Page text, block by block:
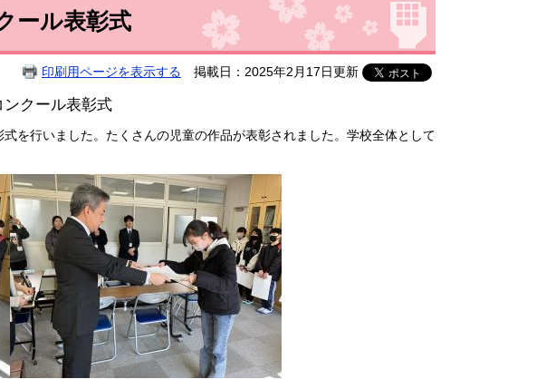
ール表彰式
印刷用ページを表示する 掲載日：2025年2月17日更新
クール表彰式
を行いました。たくさんの児童の作品が表彰されました。学校全体として